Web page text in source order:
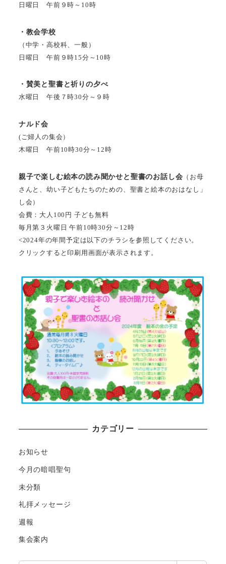
日曜日 午前９時～10時
・教会学校
（中学・高校科、一般）
日曜日 午前９時15分～10時
・賛美と聖書と祈りの夕べ
水曜日 午後７時30分～９時
ナルド会
(ご婦人の集会）
木曜日 午前10時30分～12時
親子で楽しむ絵本の読み聞かせと聖書のお話し会 （お母
さんと、幼い子どもたちのための、聖書と絵本のおはなし」
し会）
会費：大人100円 子ども無料
毎月第３火曜日 午前10時30分～12時
<2024年の年間予定は以下のチラシを参照してください。
クリックすると印刷用画面が表示されます。
カテゴリー
お知らせ
今月の暗唱聖句
未分類
礼拝メッセージ
週報
集会案内